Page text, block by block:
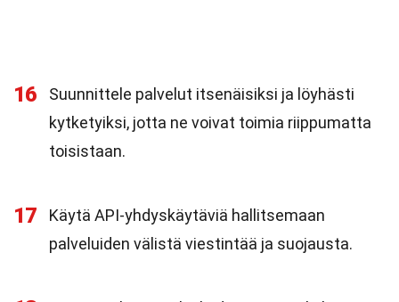
16
Suunnittele palvelut itsenäisiksi ja löyhästi
kytketyiksi, jotta ne voivat toimia riippumatta
toisistaan.
17
Käytä API-yhdyskäytäviä hallitsemaan
palveluiden välistä viestintää ja suojausta.